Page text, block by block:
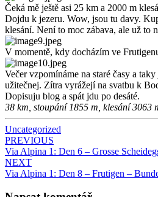
Čeká mě ještě asi 25 km a 2000 m
Dojdu k jezeru. Wow, jsou tu davy.
klesání. Není to moc zábava, ale už to
V momentě, kdy docházím ve
Večer vzpomínáme na staré časy a
užitečnej. Zítra vyrážejí na svatbu k
Dopisuju blog a spát jdu po desáté.
38 km, stoupání 1855 m, klesání 3063
Uncategorized
Post
navigation
PREVIOUS
Via Alpina 1: Den 6 – Grosse
NEXT
Via Alpina 1: Den 8 – Frutigen –